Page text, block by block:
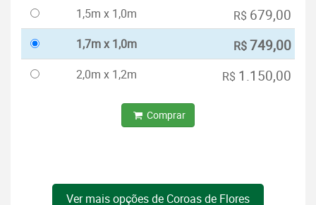
1,5m x 1,0m
R$ 679,00
1,7m x 1,0m R$749,00
2,0m x 1,2m R$ 1.150,00
Comprar
Ver mais opções de Coroas de Flores